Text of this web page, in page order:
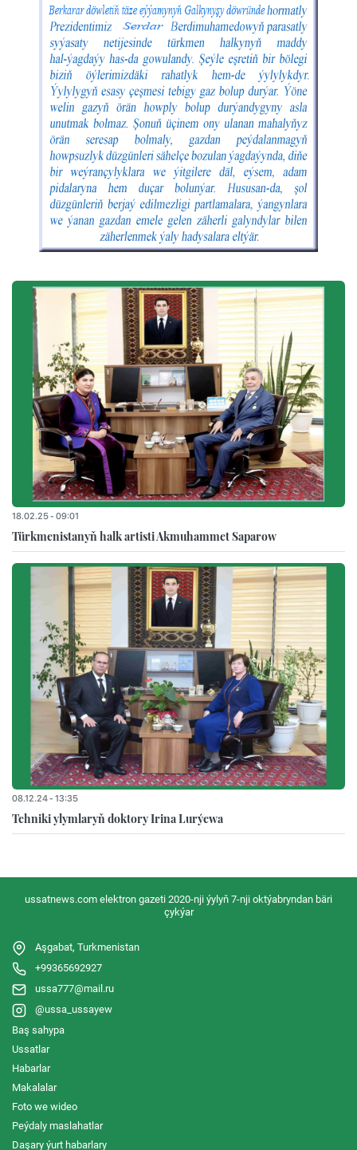
18.02.25 - 09:01
Türkmenistanyň halk artisti Akmuhammet Saparow
08.12.24 - 13:35
Tehniki ylymlaryň doktory Irina Lurýewa
ussatnews.com elektron gazeti 2020-nji ýylyň 7-nji oktýabryndan bäri
çykýar
Aşgabat, Turkmenistan
+99365692927
ussa777@mail.ru
@ussa_ussayew
Baş sahypa
Ussatlar
Habarlar
Makalalar
Foto we wideo
Peýdaly maslahatlar
Daşary ýurt habarlary